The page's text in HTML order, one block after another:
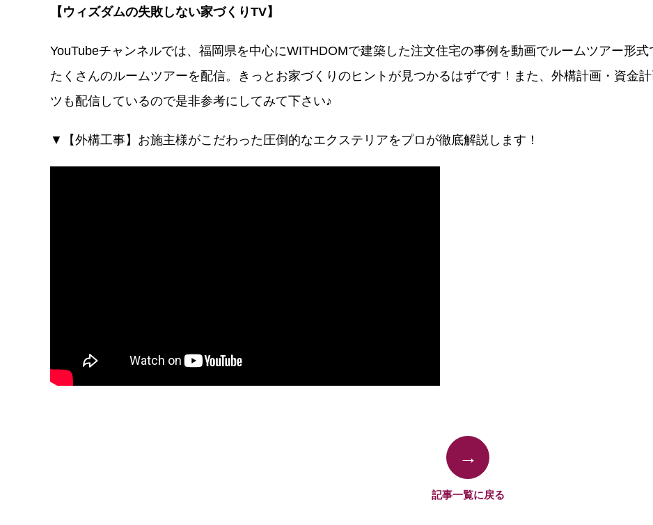
【ウィズダムの失敗しない家づくりTV】
YouTubeチャンネルでは、福岡県を中心にWITHDOMで建築した注文住宅の事例を動画でルームツアー形
たくさんのルームツアーを配信。きっとお家づくりのヒントが見つかるはずです！また、外構計画・資金
ツも配信しているので是非参考にしてみて下さい♪
▼【外構工事】お施主様がこだわった圧倒的なエクステリアをプロが徹底解説します！
→
記事一覧に戻る